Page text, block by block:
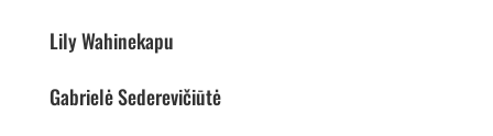
Lily Wahinekapu
Gabrielė Sederevičiūtė